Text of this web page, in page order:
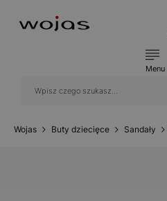
Menu
Wojas Buty dziecięce Sandały